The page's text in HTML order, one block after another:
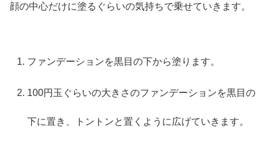
顔の中心だけに塗るぐらいの気持ちで乗せていきます。
ファンデーションを黒目の下から塗ります。
100円玉ぐらいの大きさのファンデーションを黒目の
下に置き、トントンと置くように広げていきます。